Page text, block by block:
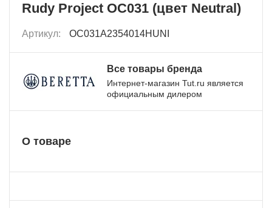
Rudy Project OC031 (цвет Neutral)
Артикул: OC031A2354014HUNI
Все товары бренда
Интернет-магазин Tut.ru является
официальным дилером
О товаре